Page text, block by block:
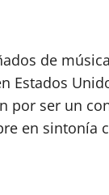
de
Estados
por ser un
en sintonía